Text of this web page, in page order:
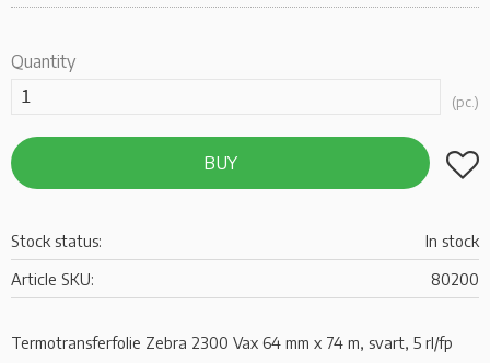
Quantity
pc.
BUY Add
Stock status
In stock
Article SKU
80200
Termotransferfolie Zebra 2300 Vax 64 mm x 74 m, svart, 5 rl/fp